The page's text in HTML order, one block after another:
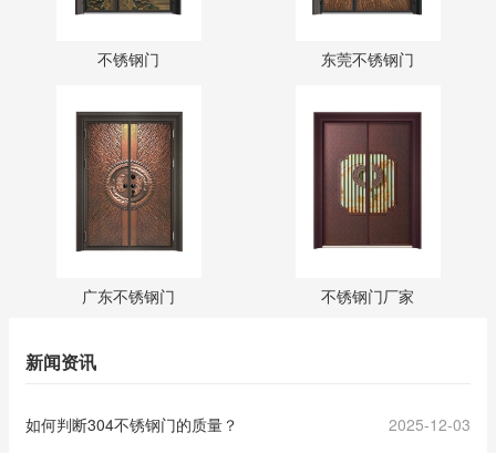
不锈钢门 东莞不锈钢门
广东不锈钢门 不锈钢门厂家
新闻资讯
如何判断304不锈钢门的质量？
2025-12-03